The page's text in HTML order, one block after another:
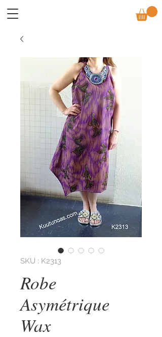
SKU : K2313
Robe
Asymétrique
Wax